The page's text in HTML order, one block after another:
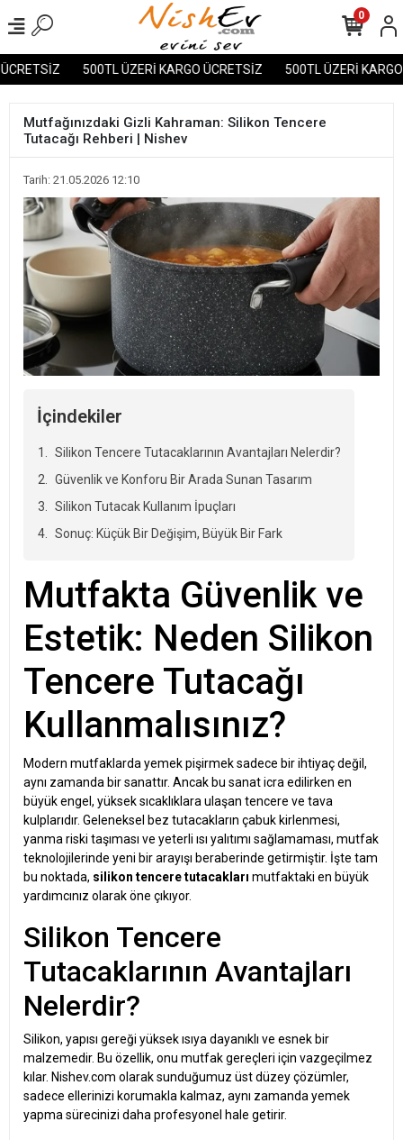
500TL ÜZERİ KARGO ÜCRETSİZ 500TL ÜZERİ KARGO
0
Mutfağınızdaki Gizli Kahraman: Silikon Tencere
Tutacağı Rehberi | Nishev
Tarih: 21.05.2026 12:10
İçindekiler
Silikon Tencere Tutacaklarının Avantajları Nelerdir?
Güvenlik ve Konforu Bir Arada Sunan Tasarım
Silikon Tutacak Kullanım İpuçları
Sonuç: Küçük Bir Değişim, Büyük Bir Fark
Mutfakta Güvenlik ve
Estetik: Neden Silikon
Tencere Tutacağı
Kullanmalısınız?
Modern mutfaklarda yemek pişirmek sadece bir ihtiyaç değil,
aynı zamanda bir sanattır. Ancak bu sanat icra edilirken en
büyük engel, yüksek sıcaklıklara ulaşan tencere ve tava
kulplarıdır. Geleneksel bez tutacakların çabuk kirlenmesi,
yanma riski taşıması ve yeterli ısı yalıtımı sağlamaması, mutfak
teknolojilerinde yeni bir arayışı beraberinde getirmiştir. İşte tam
bu noktada, silikon tencere tutacakları mutfaktaki en büyük
yardımcınız olarak öne çıkıyor.
Silikon Tencere
Tutacaklarının Avantajları
Nelerdir?
Silikon, yapısı gereği yüksek ısıya dayanıklı ve esnek bir
malzemedir. Bu özellik, onu mutfak gereçleri için vazgeçilmez
kılar. Nishev.com olarak sunduğumuz üst düzey çözümler,
sadece ellerinizi korumakla kalmaz, aynı zamanda yemek
yapma sürecinizi daha profesyonel hale getirir.